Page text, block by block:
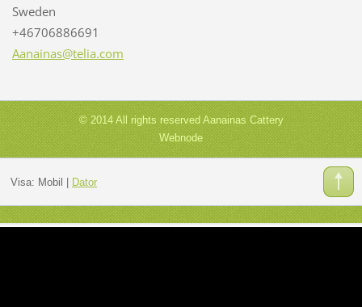
Sweden
+46706886691
Aanainas@telia.com
© 2014 All rights reserved Aanainas Cattery
Webnode
Visa: Mobil Dator